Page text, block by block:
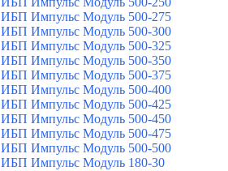
ИБП Импульс Модуль 500-275
ИБП Импульс Модуль 500-300
ИБП Импульс Модуль 500-325
ИБП Импульс Модуль 500-350
ИБП Импульс Модуль 500-375
ИБП Импульс Модуль 500-400
ИБП Импульс Модуль 500-425
ИБП Импульс Модуль 500-450
ИБП Импульс Модуль 500-475
ИБП Импульс Модуль 500-500
ИБП Импульс Модуль 180-30